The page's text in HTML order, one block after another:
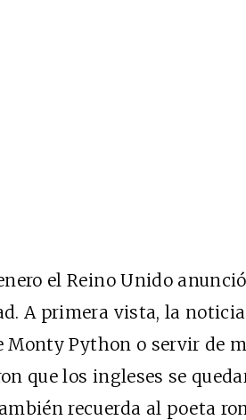
el Reino Unido
A primera vista, la
Monty Python o servir de
que los ingleses se
recuerda al poeta